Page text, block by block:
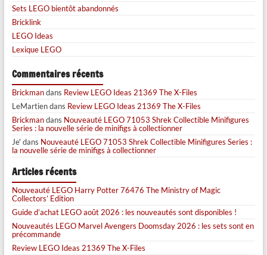
Sets LEGO bientôt abandonnés
Bricklink
LEGO Ideas
Lexique LEGO
Commentaires récents
Brickmandans Review LEGO Ideas 21369 The X-Files
LeMartiendans Review LEGO Ideas 21369 The X-Files
Brickmandans Nouveauté LEGO 71053 Shrek Collectible Minifigures
Series : la nouvelle série de minifigs à collectionner
Je' dans Nouveauté LEGO 71053 Shrek Collectible Minifigures Series :
la nouvelle série de minifigs à collectionner
Articles récents
Nouveauté LEGO Harry Potter 76476 The Ministry of Magic
Collectors’ Edition
Guide d’achat LEGO août 2026 : les nouveautés sont disponibles !
Nouveautés LEGO Marvel Avengers Doomsday 2026 : les sets sont en
précommande
Review LEGO Ideas 21369 The X-Files